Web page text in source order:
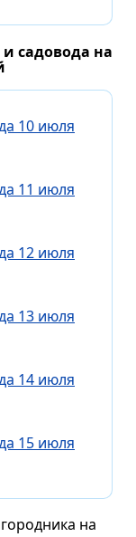
садовода на
10 июля
11 июля
12 июля
13 июля
14 июля
15 июля
на